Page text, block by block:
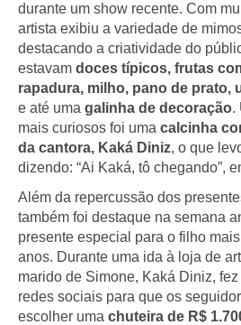
durante um show recente. Com
artista exibiu a variedade de
destacando a criatividade do
estavam doces típicos, frutas
rapadura, milho, pano de prato,
e até uma galinha de decoração.
mais curiosos foi uma calcinha
da cantora, Kaká Diniz, o que
dizendo: “Ai Kaká, tô chegando”,
Além da repercussão dos
também foi destaque na semana
presente especial para o filho
anos. Durante uma ida à loja de
marido de Simone, Kaká Diniz,
redes sociais para que os
escolher uma chuteira de R$